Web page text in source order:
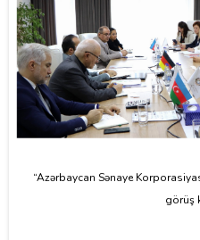
“Azərbaycan Sənaye
görüş